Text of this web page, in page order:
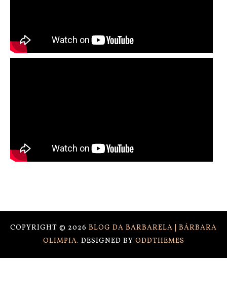
COPYRIGHT © 2026 BLOG DA BARBARELA | BÁRBARA
OLIMPIA. DESIGNED BY ODDTHEMES